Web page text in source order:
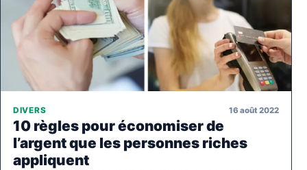
DIVERS 16 août 2022
10 règles pour économiser de
l’argent que les personnes riches
appliquent